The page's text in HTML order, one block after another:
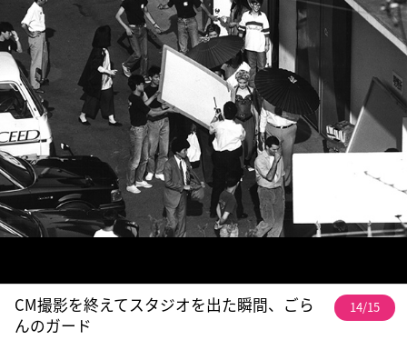
CM撮影を終えてスタジオを出た瞬間、ごら
んのガード
14/15